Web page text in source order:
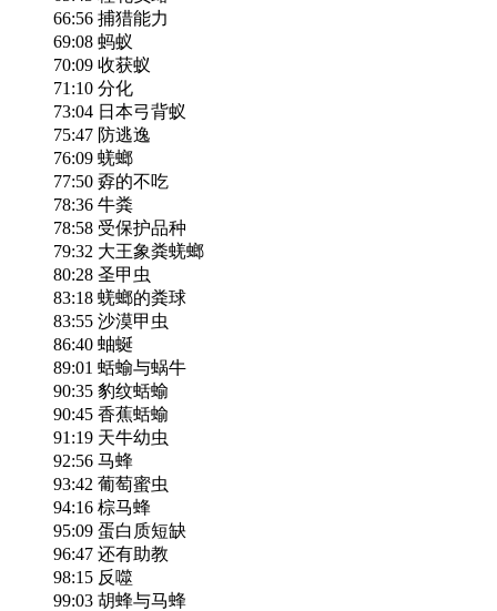
66:56 捕猎能力
69:08 蚂蚁
70:09 收获蚁
71:10 分化
73:04 日本弓背蚁
75:47 防逃逸
76:09 蜣螂
77:50 孬的不吃
78:36 牛粪
78:58 受保护品种
79:32 大王象粪蜣螂
80:28 圣甲虫
83:18 蜣螂的粪球
83:55 沙漠甲虫
86:40 蚰蜒
89:01 蛞蝓与蜗牛
90:35 豹纹蛞蝓
90:45 香蕉蛞蝓
91:19 天牛幼虫
92:56 马蜂
93:42 葡萄蜜虫
94:16 棕马蜂
95:09 蛋白质短缺
96:47 还有助教
98:15 反噬
99:03 胡蜂与马蜂